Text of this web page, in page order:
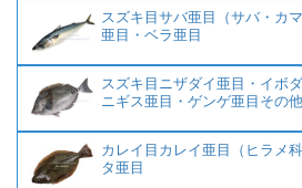
スズキ目サバ亜目（サバ・カ
亜目・ベラ亜目
スズキ目ニザダイ亜目・イボ
ニギス亜目・ゲンゲ亜目その他
カレイ目カレイ亜目（ヒラメ
タ亜目